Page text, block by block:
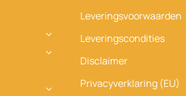
Leveringsvoorwaarden
Leveringscondities
Disclaimer
Privacyverklaring (EU)